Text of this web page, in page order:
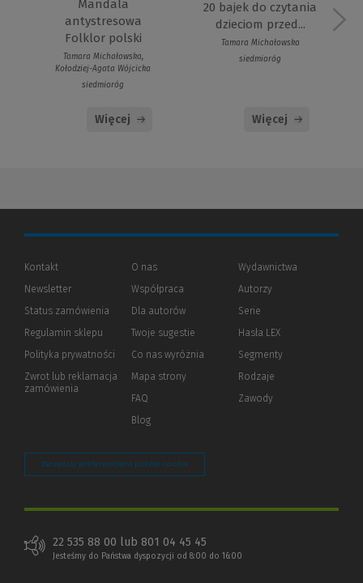
Mandala
antystresowa
Folklor polski
Tamara Michałowska,
Kołodziej-Agata Wójcicka
siedmioróg
Więcej
20 bajek do czytania
dzieciom przed...
Tamara Michałowska
siedmioróg
Więcej
Kontakt
Newsletter
Status zamówienia
Regulamin sklepu
Polityka prywatności (Nowe
(Link
innej
Zwrot lub reklamacja
zamówienia
O nas
Współpraca
Dla autorów(Nowe
(Link
innej
strony)
Twoje sugestie
Co nas wyróżnia
Mapa strony
FAQ
Blog
Wydawnictwa
Autorzy
Serie
Hasła LEX
Segmenty
Rodzaje
Zawody
Zarządzaj preferencjami plików cookie
22 535 88 00 lub 801 04 45 45
Jesteśmy do Państwa dyspozycji od 8:00 do 16:00